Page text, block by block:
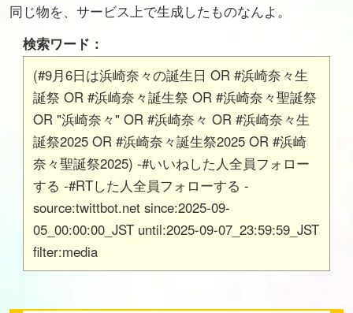
同じ物を、サービス上で生成したものなんよ。
検索ワード：
(#9月6日は浜崎奈々の誕生日 OR #浜崎奈々生
誕祭 OR #浜崎奈々誕生祭 OR #浜崎奈々聖誕祭
OR "浜崎奈々" OR #浜崎奈々 OR #浜崎奈々生
誕祭2025 OR #浜崎奈々誕生祭2025 OR #浜崎
奈々聖誕祭2025) -#いいねした人全員フォロー
する -#RTした人全員フォローする -
source:twittbot.net since:2025-09-
05_00:00:00_JST until:2025-09-07_23:59:59_JST
filter:media